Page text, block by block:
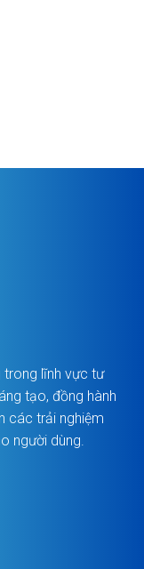
lĩnh vực tư
tạo, đồng hành
các trải nghiệm
người dùng.